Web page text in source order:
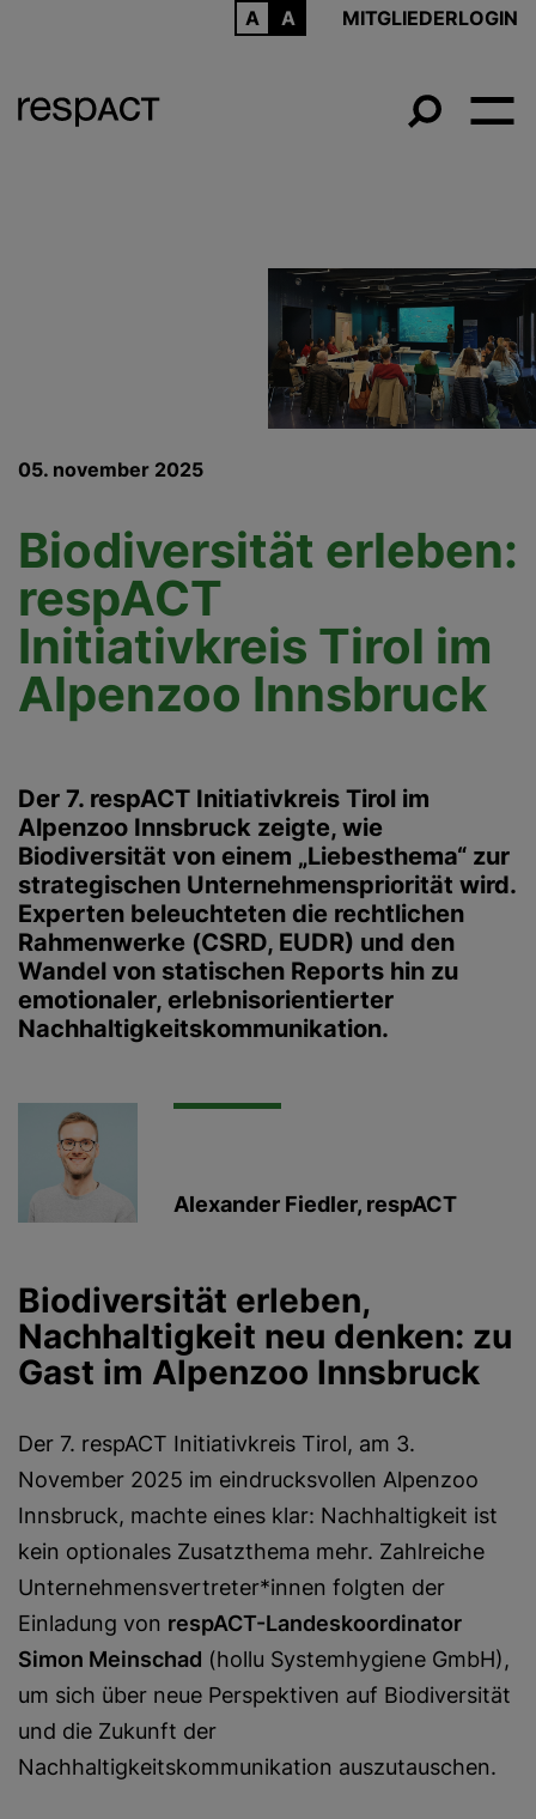
MITGLIEDERLOGIN
05. november 2025
Biodiversität erleben:
respACT
Initiativkreis Tirol im
Alpenzoo Innsbruck
Der 7. respACT Initiativkreis Tirol im
Alpenzoo Innsbruck zeigte, wie
Biodiversität von einem „Liebesthema“ zur
strategischen Unternehmenspriorität wird.
Experten beleuchteten die rechtlichen
Rahmenwerke (CSRD, EUDR) und den
Wandel von statischen Reports hin zu
emotionaler, erlebnisorientierter
Nachhaltigkeitskommunikation.
Alexander Fiedler, respACT
Biodiversität erleben,
Nachhaltigkeit neu denken: zu
Gast im Alpenzoo Innsbruck
Der 7. respACT Initiativkreis Tirol, am 3.
November 2025 im eindrucksvollen Alpenzoo
Innsbruck, machte eines klar: Nachhaltigkeit ist
kein optionales Zusatzthema mehr. Zahlreiche
Unternehmensvertreter*innen folgten der
Einladung von respACT-Landeskoordinator
Simon Meinschad (hollu Systemhygiene GmbH),
um sich über neue Perspektiven auf Biodiversität
und die Zukunft der
Nachhaltigkeitskommunikation auszutauschen.